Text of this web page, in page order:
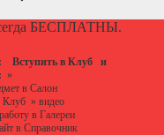
БЕСПЛАТНЫ.
Вступить в Клуб
и
»
в Салон
Клуб» видео
работу в Галереи
в Справочник